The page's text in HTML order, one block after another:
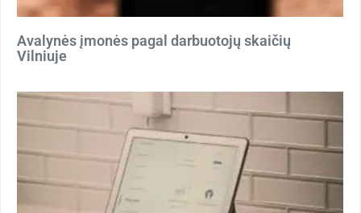
Avalynės įmonės pagal darbuotojų skaičių
Vilniuje